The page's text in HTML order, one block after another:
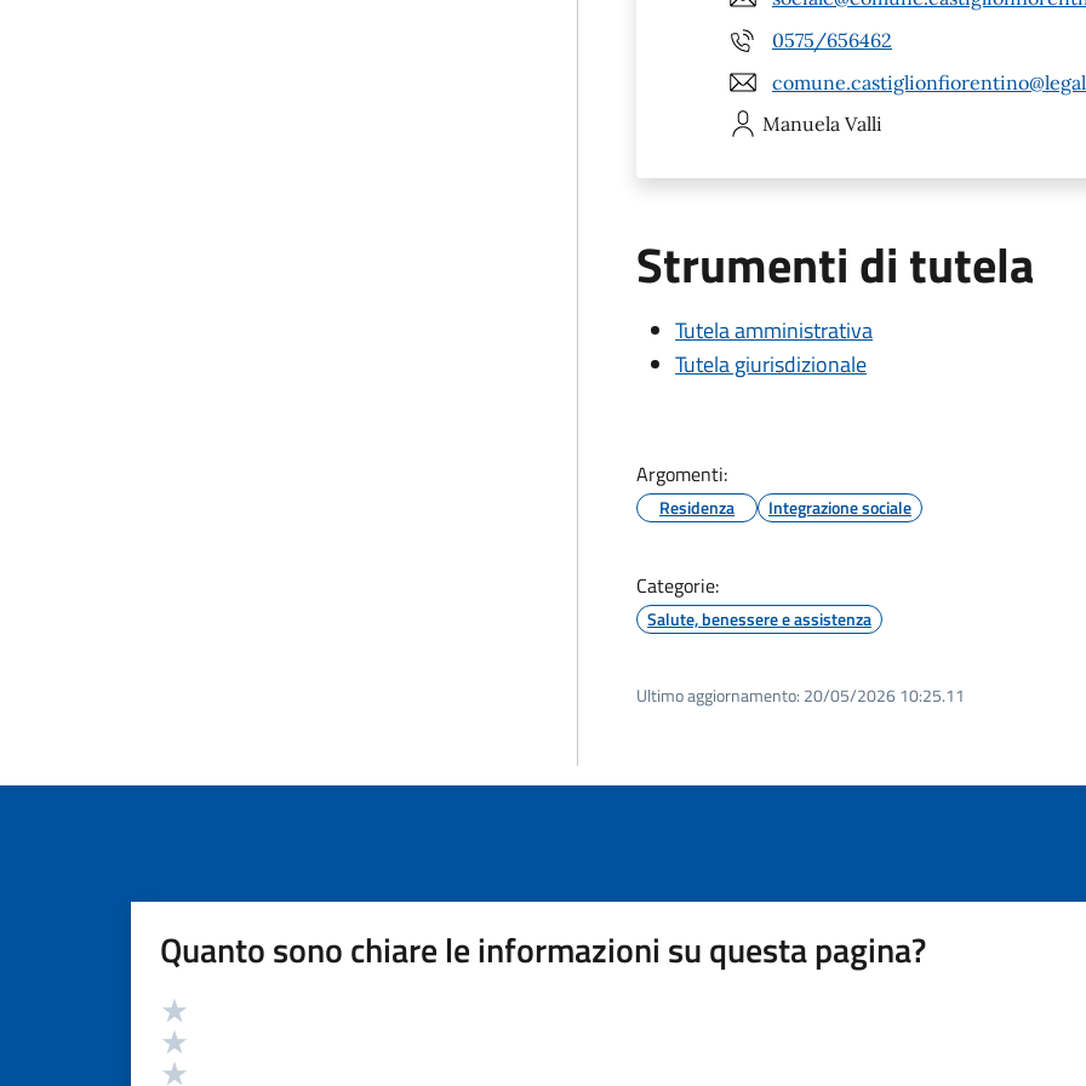
0575/656462
Manuela Valli
Strumenti di tutela
Tutela amministrativa
Tutela giurisdizionale
Argomenti:
Residenza Integrazione sociale
Categorie:
Salute, benessere e assistenza
Ultimo aggiornamento: 20/05/2026 10:25.11
Quanto sono chiare le informazioni su questa pagina?
Valutazione